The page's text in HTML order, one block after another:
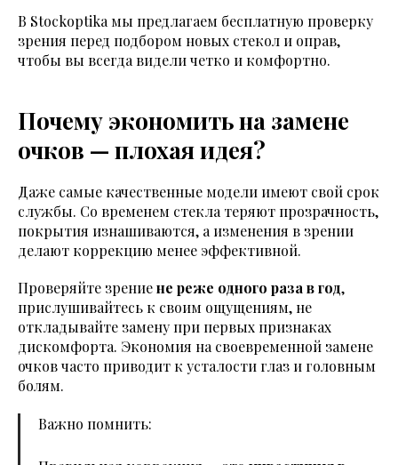
В Stockoptika мы предлагаем бесплатную проверку
зрения перед подбором новых стекол и оправ,
чтобы вы всегда видели четко и комфортно.
Почему экономить на замене
очков — плохая идея?
Даже самые качественные модели имеют свой срок
службы. Со временем стекла теряют прозрачность,
покрытия изнашиваются, а изменения в зрении
делают коррекцию менее эффективной.
Проверяйте зрениене реже одного раза в год,
прислушивайтесь к своим ощущениям, не
откладывайте замену при первых признаках
дискомфорта. Экономия на своевременной замене
очков часто приводит к усталости глаз и головным
болям.
Важно помнить: